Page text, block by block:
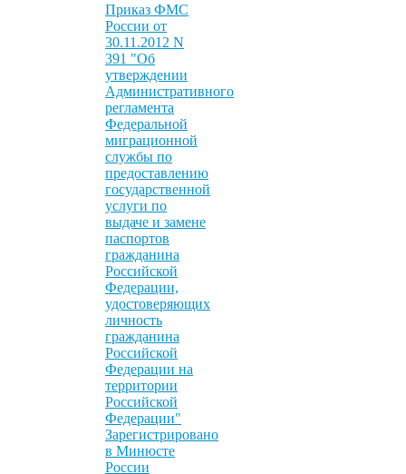
Приказ ФМС
России от
30.11.2012 N
391 "Об
утверждении
Административного
регламента
Федеральной
миграционной
службы по
предоставлению
государственной
услуги по
выдаче и замене
паспортов
гражданина
Российской
Федерации,
удостоверяющих
личность
гражданина
Российской
Федерации на
территории
Российской
Федерации"
Зарегистрировано
в Минюсте
России